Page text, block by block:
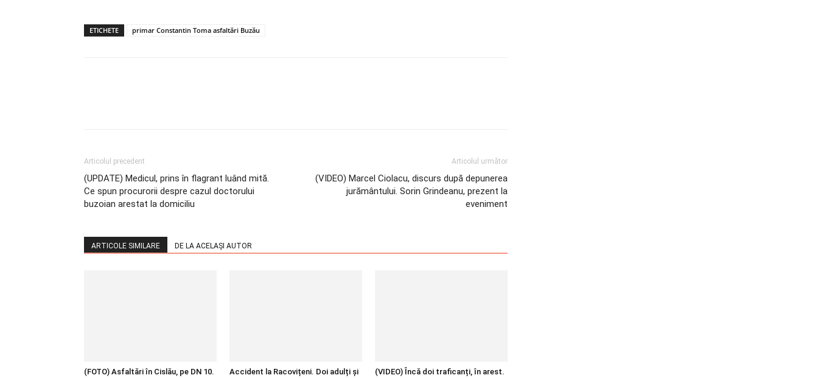
ETICHETE primar Constantin Toma asfaltări Buzău
Articolul precedent
(UPDATE) Medicul, prins în flagrant luând mită.
Ce spun procurorii despre cazul doctorului
buzoian arestat la domiciliu
Articolul următor
(VIDEO) Marcel Ciolacu, discurs după depunerea
jurământului. Sorin Grindeanu, prezent la
eveniment
ARTICOLE SIMILARE DE LA ACELAȘI AUTOR
(FOTO) Asfaltări în Cislău, pe DN 10.
Accident la Racovițeni. Doi adulți și
(VIDEO) Încă doi traficanți, în arest.